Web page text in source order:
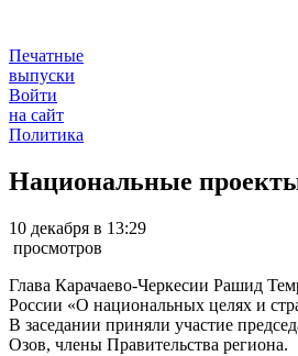
Печатные
выпуски
Войти
на сайт
Политика
Национальные
10 декабря в 13:29
просмотров
Глава Карачаево-Черкесии Рашид
России «О национальных целях и
В заседании приняли участие
Озов, члены Правительства региона.